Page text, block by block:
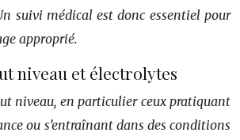
suivi médical est donc essentiel pour
approprié.
niveau et électrolytes
niveau, en particulier ceux pratiquant
ou s’entraînant dans des conditions